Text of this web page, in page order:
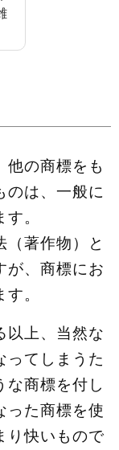
他の商標をも
のは、一般に
。
著作物）と
が、商標にお
。
以上、当然な
ってしまうた
な商標を付し
った商標を使
り快いもので